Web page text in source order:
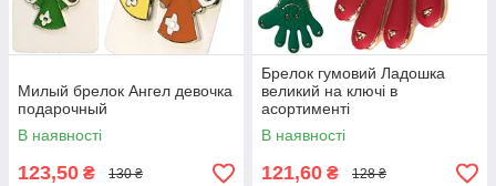
Милый брелок Ангел девочка
подарочный
В наявності
123,50 ₴ 130 ₴
Брелок гумовий Ладошка
великий на ключі в
асортименті
В наявності
121,60 ₴ 128 ₴